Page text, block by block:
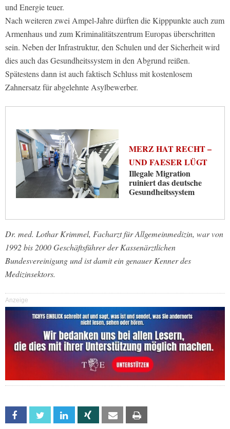
und Energie teuer.
Nach weiteren zwei Ampel-Jahre dürften die Kipppunkte auch zum
Armenhaus und zum Kriminalitätszentrum Europas überschritten
sein. Neben der Infrastruktur, den Schulen und der Sicherheit wird
dies auch das Gesundheitssystem in den Abgrund reißen.
Spätestens dann ist auch faktisch Schluss mit kostenlosem
Zahnersatz für abgelehnte Asylbewerber.
MERZ HAT RECHT –
UND FAESER LÜGT
Illegale Migration
ruiniert das deutsche
Gesundheitssystem
Dr. med. Lothar Krimmel, Facharzt für Allgemeinmedizin, war von
1992 bis 2000 Geschäftsführer der Kassenärztlichen
Bundesvereinigung und ist damit ein genauer Kenner des
Medizinsektors.
Anzeige
Facebook Twitter Linkedin Xing Email